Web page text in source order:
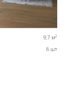
9,7 м2
6 шт